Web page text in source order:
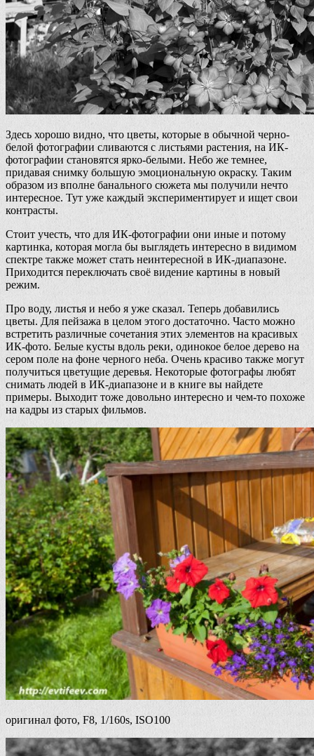
Здесь хорошо видно, что цветы, которые в обычной черно-
белой фотографии сливаются с листьями растения, на ИК-
фотографии становятся ярко-белыми. Небо же темнее,
придавая снимку большую эмоциональную окраску. Таким
образом из вполне банального сюжета мы получили нечто
интересное. Тут уже каждый экспериментирует и ищет свои
контрасты.
Стоит учесть, что для ИК-фотографии они иные и потому
картинка, которая могла бы выглядеть интересно в видимом
спектре также может стать неинтересной в ИК-диапазоне.
Приходится переключать своё видение картины в новый
режим.
Про воду, листья и небо я уже сказал. Теперь добавились
цветы. Для пейзажа в целом этого достаточно. Часто можно
встретить различные сочетания этих элементов на красивых
ИК-фото. Белые кусты вдоль реки, одинокое белое дерево на
сером поле на фоне черного неба. Очень красиво также могут
получиться цветущие деревья. Некоторые фотографы любят
снимать людей в ИК-диапазоне и в книге вы найдете
примеры. Выходит тоже довольно интересно и чем-то похоже
на кадры из старых фильмов.
оригинал фото, F8, 1/160s, ISO100